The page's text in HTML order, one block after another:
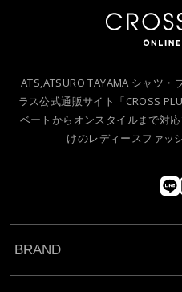
ATS,ATSURO TAYAMA シャツ
ラス公式通販サイト「CROSS
ベートからオンスタイルまで対
けのレディースファッ
BRAND